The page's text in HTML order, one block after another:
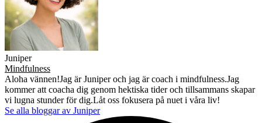
Juniper
Mindfulness
Aloha vännen!Jag är Juniper och jag är coach i mindfulness.Jag
kommer att coacha dig genom hektiska tider och tillsammans skapar
vi lugna stunder för dig.Låt oss fokusera på nuet i våra liv!
Se alla bloggar av Juniper